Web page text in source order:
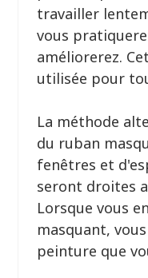
travailler
vous
améliorerez.
utilisée pour
La méthode
du ruban
fenêtres et
seront droites
Lorsque vous
masquant,
peinture que